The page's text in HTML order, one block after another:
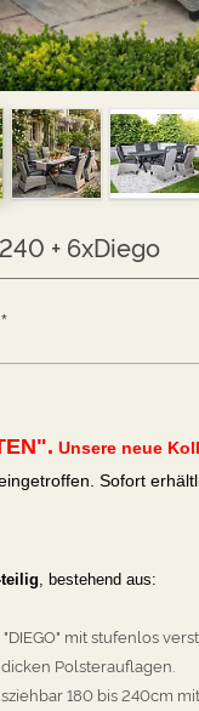
+ 6xDiego
*
Unsere neue
Sofort
, bestehend aus:
"DIEGO" mitstufenlos
Polsterauflagen.
180 bis 240cm mit